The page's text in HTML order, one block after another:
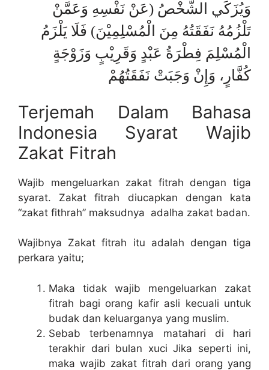
وَيُزَكِّي الشَّخْصُ (عَنْ نَفْسِهِ وَعَمَّنْ
تَلْزُمُهُ نَفَقَتُهُ مِنَ الْمُسْلِمِيْنَ) فَلَا يَلْزَمُ
الْمُسْلِمَ فِطْرَةُ عَبْدٍ وَقَرِيْبٍ وَزَوْجَةٍ
كُفَّارٍ، وَإِنْ وَجَبَتْ نَفَقَتُهُمْ
Terjemah Dalam Bahasa
Indonesia Syarat Wajib
Zakat Fitrah
Wajib mengeluarkan zakat fitrah dengan tiga
syarat. Zakat fitrah diucapkan dengan kata
“zakat fithrah” maksudnya adalha zakat badan.
Wajibnya Zakat fitrah itu adalah dengan tiga
perkara yaitu;
Maka tidak wajib mengeluarkan zakat
fitrah bagi orang kafir asli kecuali untuk
budak dan keluarganya yang muslim.
Sebab terbenamnya matahari di hari
terakhir dari bulan xuci Jika seperti ini,
maka wajib zakat fitrah dari orang yang